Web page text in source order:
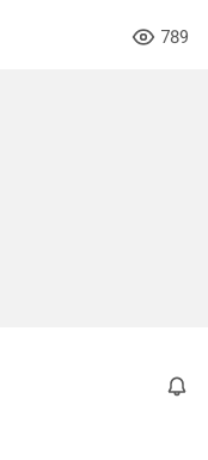
789